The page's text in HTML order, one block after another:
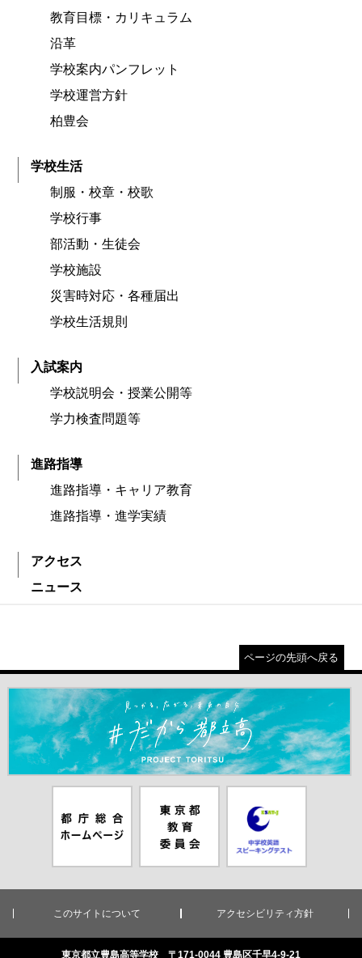
教育目標・カリキュラム
沿革
学校案内パンフレット
学校運営方針
柏豊会
学校生活
制服・校章・校歌
学校行事
部活動・生徒会
学校施設
災害時対応・各種届出
学校生活規則
入試案内
学校説明会・授業公開等
学力検査問題等
進路指導
進路指導・キャリア教育
進路指導・進学実績
アクセス
ニュース
ページの先頭へ戻る
＃だから都立高（別ウインドウが開きます）
ムページ（別
ウインドウが
員会（別ウイ
ンドウが開き
ピーキングテ
スト（別ウイ
ンドウが開き
このサイトについて アクセシビリティ方針
東京都立豊島高等学校 〒171-0044 豊島区千早4-9-21